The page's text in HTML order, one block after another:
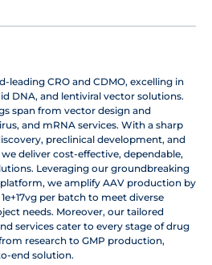
leading CRO and CDMO, excelling in
DNA, and lentiviral vector solutions.
span from vector design and
and mRNA services. With a sharp
preclinical development, and
deliver cost-effective, dependable,
Leveraging our groundbreaking
we amplify AAV production by
per batch to meet diverse
needs. Moreover, our tailored
services cater to every stage of drug
research to GMP production,
end solution.